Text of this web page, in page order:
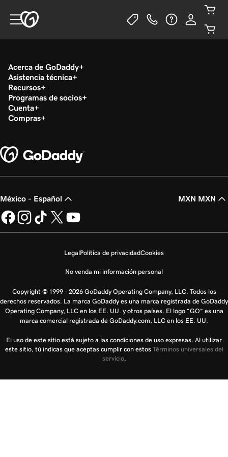
Acerca de GoDaddy
Asistencia técnica
Recursos
Programas de socios
Cuenta
Compras
México - Español MXN MXN
LegalPolítica de privacidadCookies
No venda mi información personal
Copyright © 1999 - 2026 GoDaddy Operating Company, LLC. Todos los
derechos reservados. La marca GoDaddy es una marca registrada de GoDaddy
Operating Company, LLC en los EE. UU. y otros países. El logo “GO” es una
marca comercial registrada de GoDaddy.com, LLC en los EE. UU.
El uso de este sitio está sujeto a las condiciones de uso expresas. Al utilizar
este sitio, tú indicas que aceptas cumplir con estos Términos universales del
servicio.